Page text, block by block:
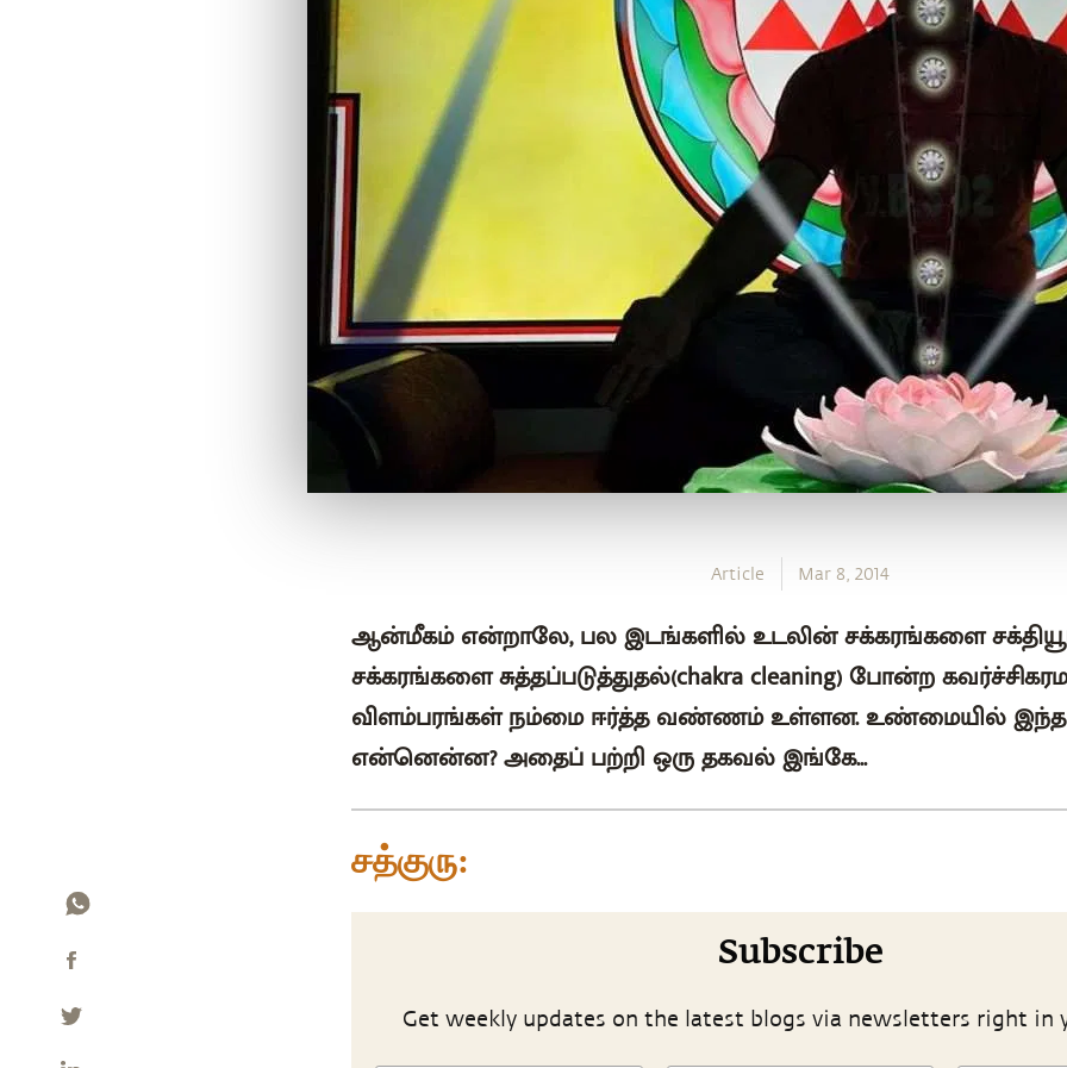
Article Mar 8, 2014
ஆன்மீகம் என்றாலே, பல இடங்களில் உடலின் சக்கரங்களை
சக்கரங்களை சுத்தப்படுத்துதல்(chakra cleaning) போன்ற
விளம்பரங்கள் நம்மை ஈர்த்த வண்ணம் உள்ளன. உண்மையில் இந்த
என்னென்ன? அதைப் பற்றி ஒரு தகவல் இங்கே...
சத்குரு:
Subscribe
Get weekly updates on the latest blogs via newsletters right in